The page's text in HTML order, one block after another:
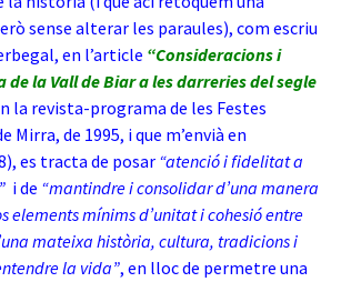
sense alterar les paraules), com escriu
en l’article “Consideracions i
la Vall de Biar a les darreries del segle
la revista-programa de les Festes
Mirra, de 1995, i que m’envià en
es tracta de posar “atenció i fidelitat a
i de “mantindre i consolidar d’una manera
elements mínims d’unitat i cohesió entre
mateixa història, cultura, tradicions i
la vida”, en lloc de permetre una